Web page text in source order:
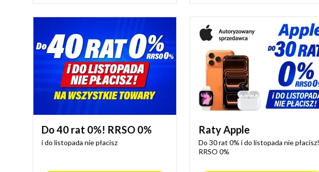
Do 40 rat 0%! RRSO 0%
i do listopada nie płacisz
Raty Apple
Do 30 rat 0% i do listopada nie płacisz!
RRSO 0%